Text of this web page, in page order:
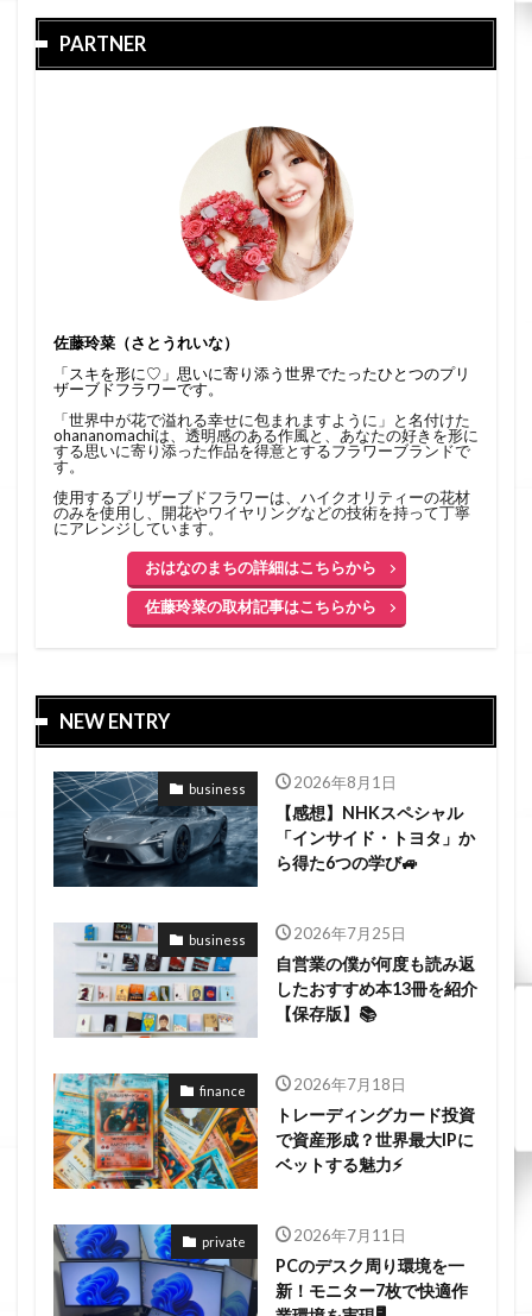
PARTNER
佐藤玲菜（さとうれいな）
「スキを形に♡」思いに寄り添う世界でたったひとつのプリ
ザーブドフラワーです。
「世界中が花で溢れる幸せに包まれますように」と名付けた
ohananomachiは、透明感のある作風と、あなたの好きを形に
する思いに寄り添った作品を得意とするフラワーブランドで
す。
使用するプリザーブドフラワーは、ハイクオリティーの花材
のみを使用し、開花やワイヤリングなどの技術を持って丁寧
にアレンジしています。
おはなのまちの詳細はこちらから
佐藤玲菜の取材記事はこちらから
NEW ENTRY
business 2026年8月1日
【感想】NHKスペシャル
「インサイド・トヨタ」か
ら得た6つの学び🚙
business 2026年7月25日
自営業の僕が何度も読み返
したおすすめ本13冊を紹介
【保存版】📚
finance 2026年7月18日
トレーディングカード投資
で資産形成？世界最大IPに
ベットする魅力⚡
private 2026年7月11日
PCのデスク周り環境を一
新！モニター7枚で快適作